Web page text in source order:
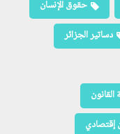
حقوق الإنسان
دساتير الجزائر
إقتصادي